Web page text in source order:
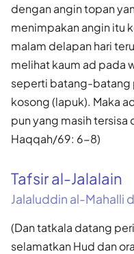
dengan angin topan
menimpakan angin itu
malam delapan hari
melihat kaum ad pada
seperti batang-batang
kosong (lapuk). Maka
pun yang masih tersisa
Haqqah/69: 6-8)
Tafsir al-Jalalain
Jalaluddin al-Mahalli
(Dan tatkala datang
selamatkan Hud dan